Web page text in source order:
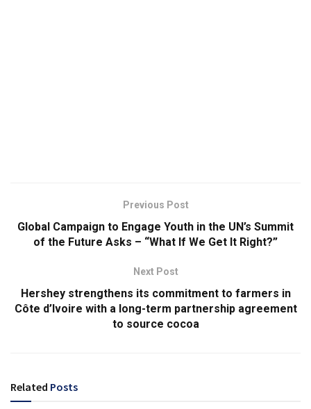
Previous Post
Global Campaign to Engage Youth in the UN’s Summit
of the Future Asks – “What If We Get It Right?”
Next Post
Hershey strengthens its commitment to farmers in
Côte d’Ivoire with a long-term partnership agreement
to source cocoa
Related Posts